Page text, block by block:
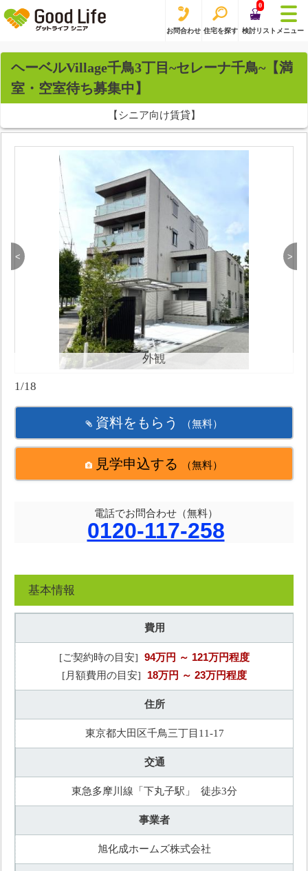
お問合わせ 住宅を探す
0
検討リスト メニュー
ヘーベルVillage千鳥3丁目~セレーナ千鳥~【満
室・空室待ち募集中】
【シニア向け賃貸】
<
外観
>
1/18
資料をもらう （無料）
見学申込する （無料）
電話でお問合わせ（無料）
0120-117-258
基本情報
費用
[ご契約時の目安] 94万円 ～ 121万円程度
[月額費用の目安] 18万円 ～ 23万円程度
住所
東京都大田区千鳥三丁目11-17
交通
東急多摩川線「下丸子駅」 徒歩3分
事業者
旭化成ホームズ株式会社